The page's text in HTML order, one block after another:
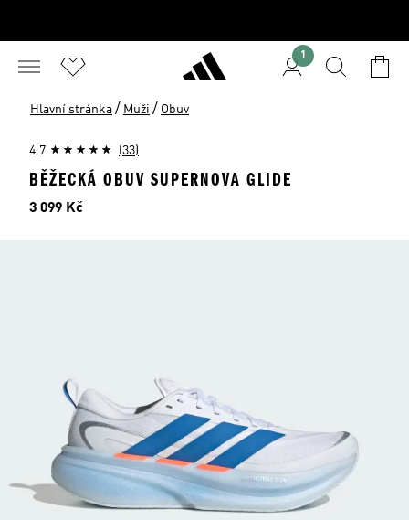
1
Hlavní stránka / Muži / Obuv
4.7 (33)
BĚŽECKÁ OBUV SUPERNOVA GLIDE
Cena
3 099 Kč